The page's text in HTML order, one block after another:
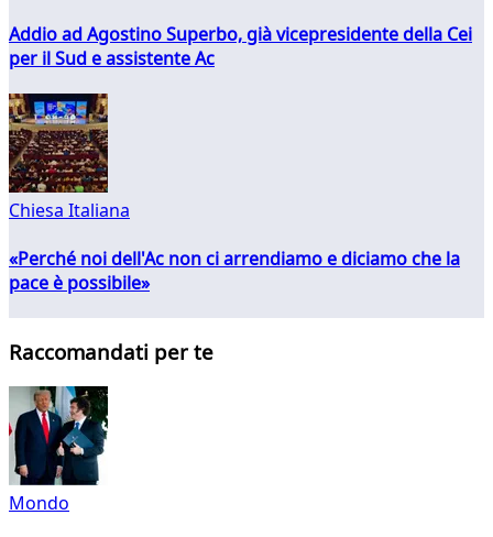
Addio ad Agostino Superbo, già vicepresidente della Cei
per il Sud e assistente Ac
Chiesa Italiana
«Perché noi dell'Ac non ci arrendiamo e diciamo che la
pace è possibile»
Raccomandati per te
Mondo